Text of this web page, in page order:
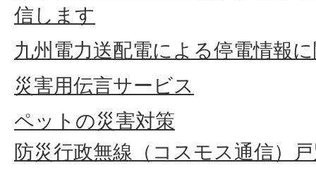
信します
九州電力送配電による停電情報
災害用伝言サービス
ペットの災害対策
防災行政無線（コスモス通信）